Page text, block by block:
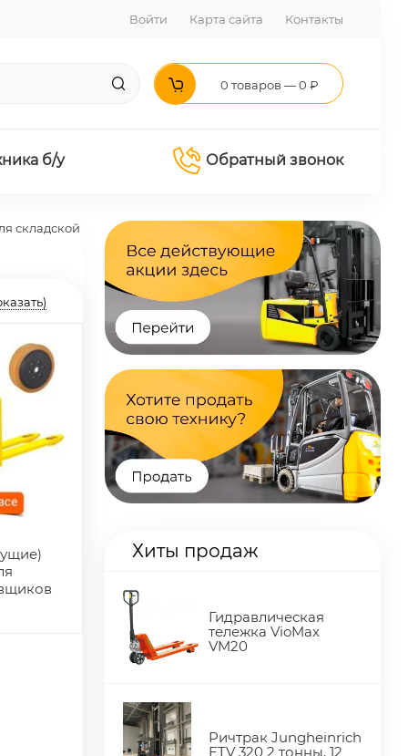
Войти Карта сайта Контакты
0 товаров — 0 ₽
б/у Обратный звонок
складской
Хиты продаж
Гидравлическая
тележка VioMax
VM20
Ричтрак Jungheinrich
ETV 320 2 тонны, 12